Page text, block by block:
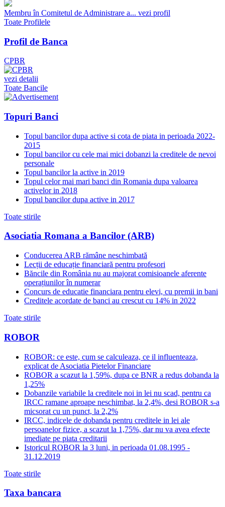
Membru în Comitetul de Administrare a... vezi profil
Toate Profilele
Profil de Banca
CPBR
vezi detalii
Toate Bancile
Topuri Banci
Topul bancilor dupa active si cota de piata in perioada 2022-
2015
Topul bancilor cu cele mai mici dobanzi la creditele de nevoi
personale
Topul bancilor la active in 2019
Topul celor mai mari banci din Romania dupa valoarea
activelor in 2018
Topul bancilor dupa active in 2017
Toate stirile
Asociatia Romana a Bancilor (ARB)
Conducerea ARB rămâne neschimbată
Lecții de educație financiară pentru profesori
Băncile din România nu au majorat comisioanele aferente
operațiunilor în numerar
Concurs de educatie financiara pentru elevi, cu premii in bani
Creditele acordate de banci au crescut cu 14% in 2022
Toate stirile
ROBOR
ROBOR: ce este, cum se calculeaza, ce il influenteaza,
explicat de Asociatia Pietelor Financiare
ROBOR a scazut la 1,59%, dupa ce BNR a redus dobanda la
1,25%
Dobanzile variabile la creditele noi in lei nu scad, pentru ca
IRCC ramane aproape neschimbat, la 2,4%, desi ROBOR s-a
micsorat cu un punct, la 2,2%
IRCC, indicele de dobanda pentru creditele in lei ale
persoanelor fizice, a scazut la 1,75%, dar nu va avea efecte
imediate pe piata creditarii
Istoricul ROBOR la 3 luni, in perioada 01.08.1995 -
31.12.2019
Toate stirile
Taxa bancara